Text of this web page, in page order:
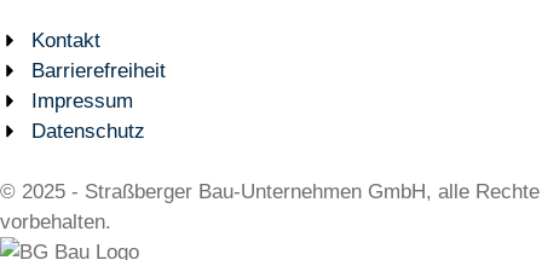
Kontakt
Barrierefreiheit
Impressum
Datenschutz
© 2025 - Straßberger Bau-Unternehmen GmbH, alle Rechte
vorbehalten.